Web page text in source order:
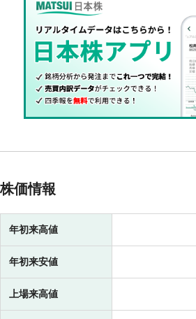
株価情報
年初来高値
年初来安値
上場来高値